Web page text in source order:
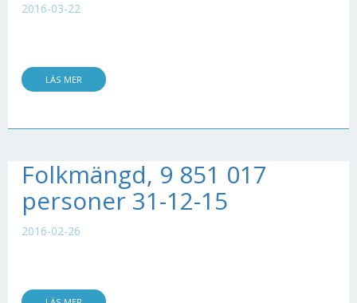
2016-03-22
LÄS MER
Folkmängd, 9 851 017
personer 31-12-15
2016-02-26